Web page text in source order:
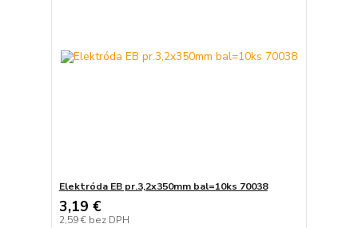
Elektróda EB pr.3,2x350mm bal=10ks 70038
3,19 €
2,59 € bez DPH